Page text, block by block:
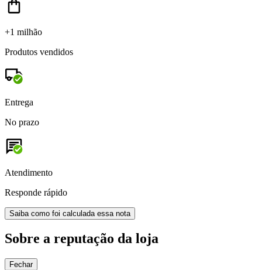
+1 milhão
Produtos vendidos
Entrega
No prazo
Atendimento
Responde rápido
Saiba como foi calculada essa nota
Sobre a reputação da loja
Fechar